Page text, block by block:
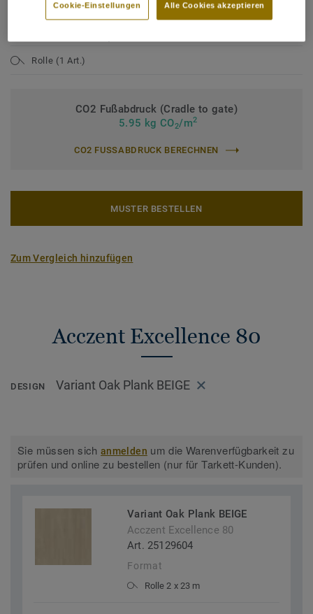
Bindemittelgehalt:Typ I
Rolle (1 Art.)
CO2 Fußabdruck (Cradle to gate)
5.95 kg CO2/m2
CO2 FUSSABDRUCK BERECHNEN
MUSTER BESTELLEN
Zum Vergleich hinzufügen
Acczent Excellence 80
DESIGN Variant Oak Plank BEIGE
Sie müssen sichanmelden um die Warenverfügbarkeit zu
prüfen und online zu bestellen (nur für Tarkett-Kunden).
Variant Oak Plank BEIGE
Acczent Excellence 80
Art. 25129604
Format
Rolle 2 x 23 m
Alle Cookies akzeptieren
Cookie-Einstellungen